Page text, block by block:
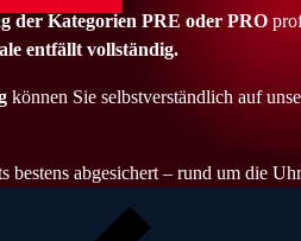
der Kategorien PRE oder PRO
entfällt vollständig.
können Sie selbstverständlich auf
bestens abgesichert – rund um die